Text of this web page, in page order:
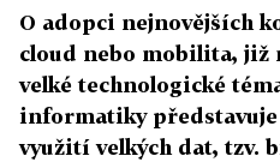
O adopci nejnovějších
cloud nebo mobilita, již
velké technologické
informatiky představuje
využití velkých dat, tzv.